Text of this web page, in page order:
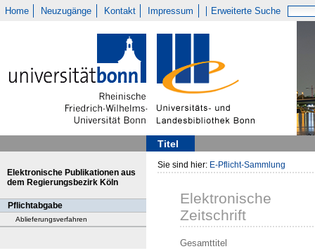
Home Neuzugänge Kontakt Impressum Erweiterte Suche
Titel
Elektronische Publikationen aus
dem Regierungsbezirk Köln
Pflichtabgabe
Ablieferungsverfahren
Sie sind hier: E-Pflicht-Sammlung
Elektronische
Zeitschrift
Gesamttitel